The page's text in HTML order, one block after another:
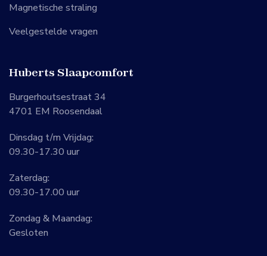
Magnetische straling
Veelgestelde vragen
Huberts Slaapcomfort
Burgerhoutsestraat 34
4701 EM Roosendaal
Dinsdag t/m Vrijdag:
09.30-17.30 uur
Zaterdag:
09.30-17.00 uur
Zondag & Maandag:
Gesloten